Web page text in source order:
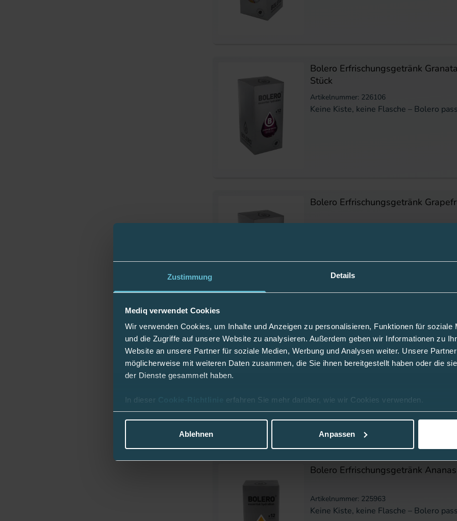
Zustimmung Details
Mediq verwendet Cookies
Wir verwenden Cookies, um Inhalte und Anzeigen zu personalisieren, Funktionen für soziale
und die Zugriffe auf unsere Website zu analysieren. Außerdem geben wir Informationen zu
Website an unsere Partner für soziale Medien, Werbung und Analysen weiter. Unsere
möglicherweise mit weiteren Daten zusammen, die Sie ihnen bereitgestellt haben oder die
der Dienste gesammelt haben.
In dieser erfahren Sie mehr darüber, wie wir Cookies verwenden.
Ablehnen Anpassen
Bolero Erfrischungsgetränk
Stück
Artikelnummer: 226106
Keine Kiste, keine Flasche – Bolero
Bolero Erfrischungsgetränk
Keine Kiste, keine Flasche – Bolero
Bolero Erfrischungsgetränk Birne
Artikelnummer: 225949
Bolero Erfrischungsgetränk
Artikelnummer: 225963
Keine Kiste, keine Flasche – Bolero